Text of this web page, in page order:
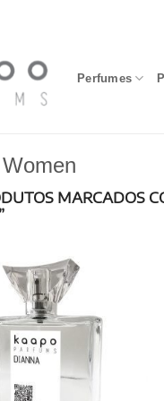
Perfumes
MARCADOS